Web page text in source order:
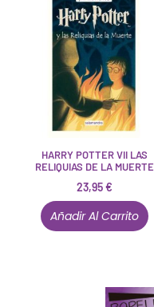
HARRY POTTER VII LAS
RELIQUIAS DE LA MUERTE
23,95€
Añadir Al Carrito